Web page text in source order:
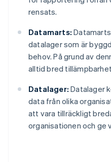
rensats.
Datamarts:
datalager som är
behov. På grund av
alltid bred
Datalager: Datalager
data från olika
att vara tillräckligt
organisationen och ge